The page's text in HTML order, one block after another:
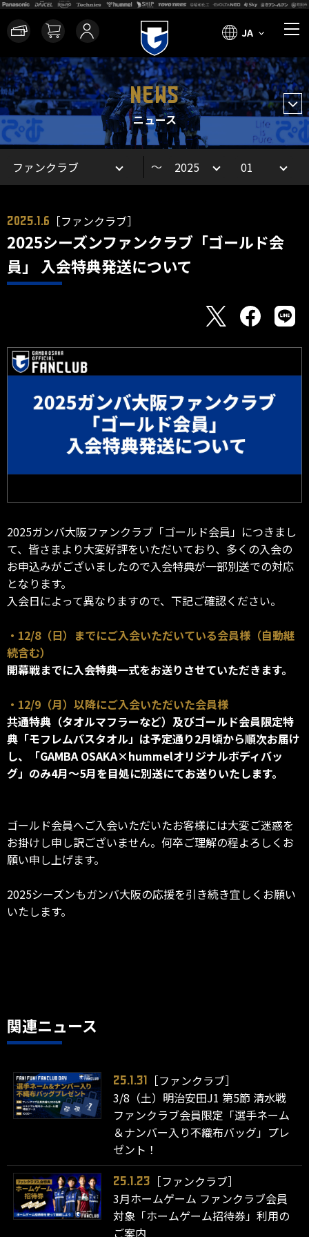
JA
NEWS
ニュース
～
2025.1.6 ［ファンクラブ］
2025シーズンファンクラブ「ゴールド会
員」 入会特典発送について
2025ガンバ大阪ファンクラブ「ゴールド会員」につきまし
て、皆さまより大変好評をいただいており、多くの入会の
お申込みがございましたので入会特典が一部別送での対応
となります。
入会日によって異なりますので、下記ご確認ください。
・12/8（日）までにご入会いただいている会員様（自動継
続含む）
開幕戦までに入会特典一式をお送りさせていただきます。
・12/9（月）以降にご入会いただいた会員様
共通特典（タオルマフラーなど）及びゴールド会員限定特
典「モフレムバスタオル」は予定通り2月頃から順次お届け
し、「GAMBA OSAKA×hummelオリジナルボディバッ
グ」のみ4月～5月を目処に別送にてお送りいたします。
ゴールド会員へご入会いただいたお客様には大変ご迷惑を
お掛けし申し訳ございません。何卒ご理解の程よろしくお
願い申し上げます。
2025シーズンもガンバ大阪の応援を引き続き宜しくお願い
いたします。
関連ニュース
25.1.31
［ファンクラブ］
3/8（土）明治安田J1 第5節 清水戦
ファンクラブ会員限定「選手ネーム
＆ナンバー入り不織布バッグ」プレ
ゼント！
25.1.23
［ファンクラブ］
3月ホームゲーム ファンクラブ会員
対象「ホームゲーム招待券」利用の
ご案内